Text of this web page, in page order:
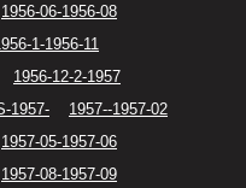
1956-06-1956-08
1-1956-11
1956-12-2-1957
1957-
1957--1957-02
1957-05-1957-06
1957-08-1957-09